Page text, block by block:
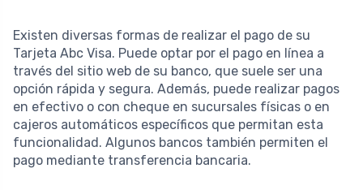
Existen diversas formas de realizar el pago de su
Tarjeta Abc Visa. Puede optar por el pago en línea a
través del sitio web de su banco, que suele ser una
opción rápida y segura. Además, puede realizar pagos
en efectivo o con cheque en sucursales físicas o en
cajeros automáticos específicos que permitan esta
funcionalidad. Algunos bancos también permiten el
pago mediante transferencia bancaria.